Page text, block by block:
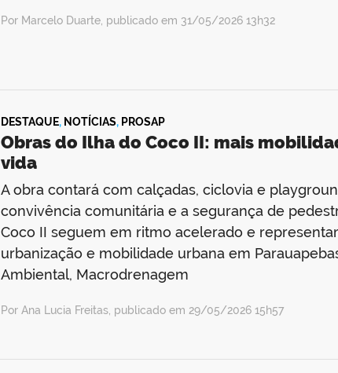
Por Marcelo Duarte, publicado em 31/05/2026 13h32
DESTAQUE, NOTÍCIAS, PROSAP
Obras do Ilha do Coco II: mais
vida
A obra contará com calçadas, ciclovia e
convivência comunitária e a segurança de
Coco II seguem em ritmo acelerado e
urbanização e mobilidade urbana em
Ambiental, Macrodrenagem
Por Ana Lucia Freitas, publicado em 29/05/2026 15h57